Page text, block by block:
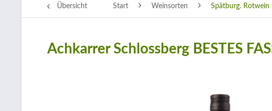
Übersicht Start Weinsorten Spätburg. Rotwein
Achkarrer Schlossberg BESTES